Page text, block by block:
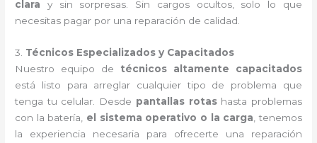
clara y sin sorpresas. Sin cargos ocultos, solo lo que
necesitas pagar por una reparación de calidad.
3. Técnicos Especializados y Capacitados
Nuestro equipo de técnicos altamente capacitados
está listo para arreglar cualquier tipo de problema que
tenga tu celular. Desde pantallas rotashasta problemas
con la batería, el sistema operativo o la carga , tenemos
la experiencia necesaria para ofrecerte una reparación